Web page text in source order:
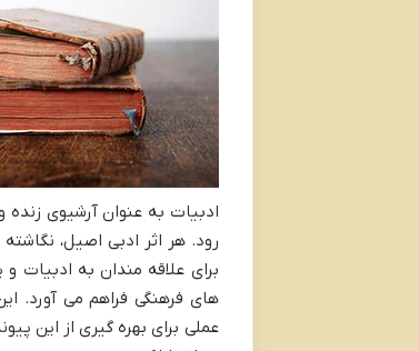
ادبیات به عنوان آرشیوی زنده
رود. هر اثر ادبی اصیل،
برای علاقه مندان به ادبیات
های فرهنگی فراهم می آورد.
عملی برای بهره گیری از این